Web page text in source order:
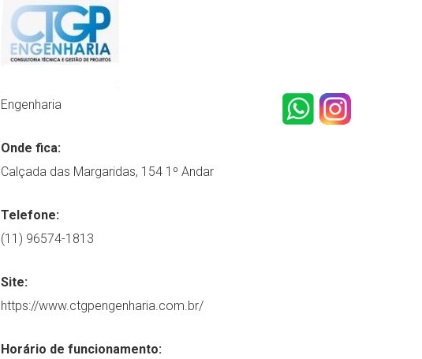
Engenharia
Onde fica:
Calçada das Margaridas, 154 1º Andar
Telefone:
(11) 96574-1813
Site:
https://www.ctgpengenharia.com.br/
Horário de funcionamento: